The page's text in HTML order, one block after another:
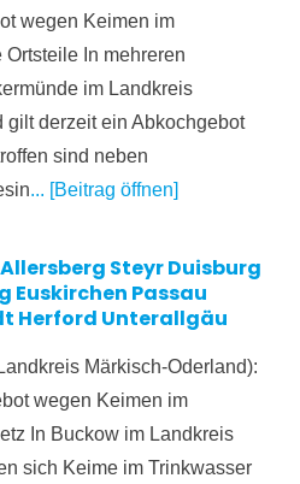
wegen Keimen im
In mehreren
im Landkreis
gilt derzeit ein Abkochgebot
sind neben
... [Beitrag öffnen]
Steyr Duisburg
Passau
Herford Unterallgäu
Märkisch-Oderland):
wegen Keimen im
In Buckow im Landkreis
sich Keime im Trinkwasser